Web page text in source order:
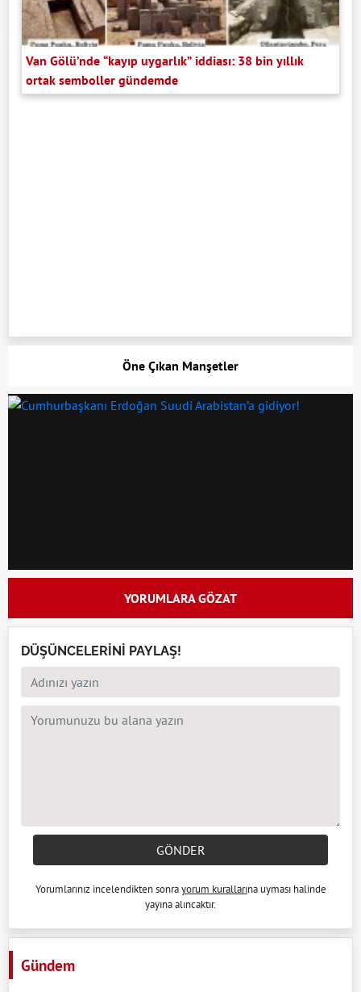
Van Gölü’nde “kayıp uygarlık” iddiası: 38 bin yıllık
ortak semboller gündemde
Öne Çıkan Manşetler
YORUMLARA GÖZAT
DÜŞÜNCELERİNİ PAYLAŞ!
GÖNDER
Yorumlarınız incelendikten sonrayorum kurallarına uyması halinde
yayına alıncaktır.
Gündem